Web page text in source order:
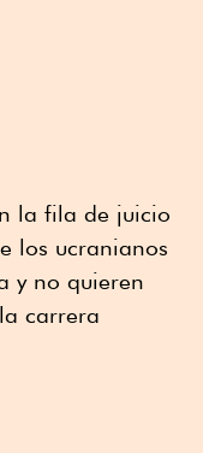
la fila de juicio
los ucranianos
y no quieren
carrera